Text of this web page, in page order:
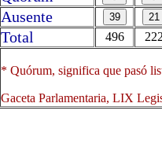
Ausente
Total
496
* Quórum, significa que pasó
Gaceta Parlamentaria, LIX